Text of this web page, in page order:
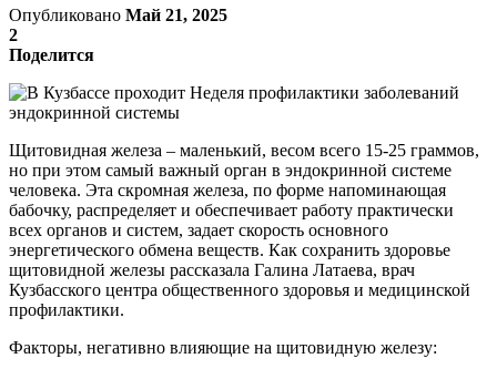
Опубликовано Май 21, 2025
2
Поделится
Щитовидная железа – маленький, весом всего 15-25 граммов,
но при этом самый важный орган в эндокринной системе
человека. Эта скромная железа, по форме напоминающая
бабочку, распределяет и обеспечивает работу практически
всех органов и систем, задает скорость основного
энергетического обмена веществ. Как сохранить здоровье
щитовидной железы рассказала Галина Латаева, врач
Кузбасского центра общественного здоровья и медицинской
профилактики.
Факторы, негативно влияющие на щитовидную железу: